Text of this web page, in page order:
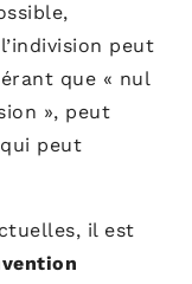
peut
que « nul
», peut
peut
il est